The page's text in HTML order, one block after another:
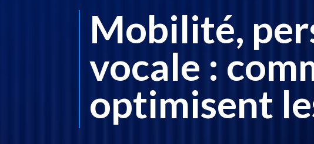
Mobilité,
vocale :
optimisent